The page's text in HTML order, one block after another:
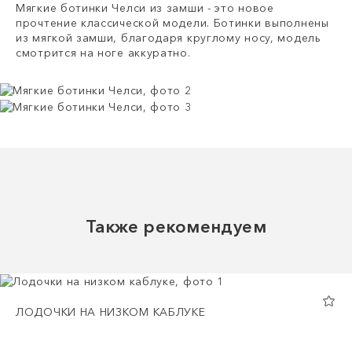
Мягкие ботинки Челси из замши - это новое
прочтение классической модели. Ботинки выполнены
из мягкой замши, благодаря круглому носу, модель
смотрится на ноге аккуратно.
Также рекомендуем
ЛОДОЧКИ НА НИЗКОМ КАБЛУКЕ